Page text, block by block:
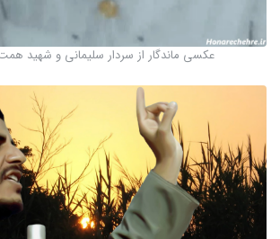
عکسی ماندگار از سردار سلیمانی و شهید